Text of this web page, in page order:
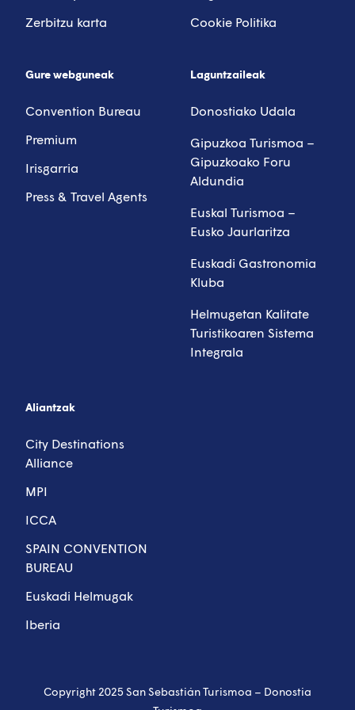
Zerbitzu karta
Cookie Politika
Gure webguneak
Convention Bureau
Premium
Irisgarria
Press & Travel Agents
Laguntzaileak
Donostiako Udala
Gipuzkoa Turismoa –
Gipuzkoako Foru
Aldundia
Euskal Turismoa –
Eusko Jaurlaritza
Euskadi Gastronomia
Kluba
Helmugetan Kalitate
Turistikoaren Sistema
Integrala
Aliantzak
City Destinations
Alliance
MPI
ICCA
SPAIN CONVENTION
BUREAU
Euskadi Helmugak
Iberia
Copyright 2025 San Sebastián Turismoa – Donostia